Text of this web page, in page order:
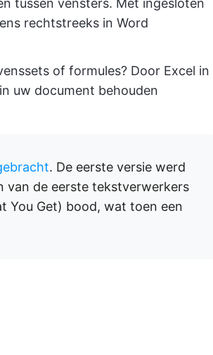
tussen vensters. Met ingesloten
rechtstreeks in Word
of formules? Door Excel in
uw document behouden
. De eerste versie werd
van de eerste tekstverwerkers
You Get) bood, wat toen een